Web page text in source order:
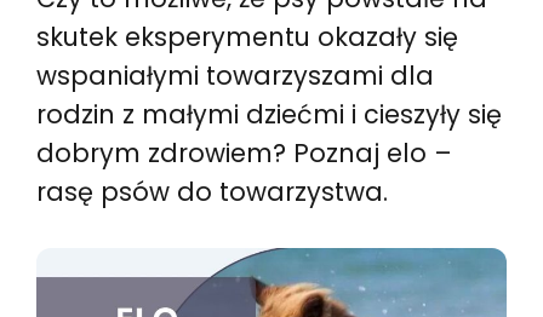
skutek eksperymentu okazały się
wspaniałymi towarzyszami dla
rodzin z małymi dziećmi i cieszyły się
dobrym zdrowiem? Poznaj elo –
rasę psów do towarzystwa.